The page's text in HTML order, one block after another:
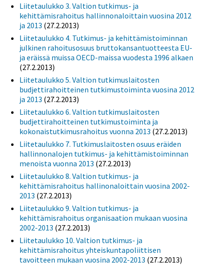
Liitetaulukko 3. Valtion tutkimus- ja
kehittämisrahoitus hallinnonaloittain vuosina 2012
ja 2013 (27.2.2013)
Liitetaulukko 4. Tutkimus- ja kehittämistoiminnan
julkinen rahoitusosuus bruttokansantuotteesta EU-
ja eräissä muissa OECD-maissa vuodesta 1996 alkaen
(27.2.2013)
Liitetaulukko 5. Valtion tutkimuslaitosten
budjettirahoitteinen tutkimustoiminta vuosina 2012
ja 2013 (27.2.2013)
Liitetaulukko 6. Valtion tutkimuslaitosten
budjettirahoitteinen tutkimustoiminta ja
kokonaistutkimusrahoitus vuonna 2013 (27.2.2013)
Liitetaulukko 7. Tutkimuslaitosten osuus eräiden
hallinnonalojen tutkimus- ja kehittämistoiminnan
menoista vuonna 2013 (27.2.2013)
Liitetaulukko 8. Valtion tutkimus- ja
kehittämisrahoitus hallinonaloittain vuosina 2002-
2013 (27.2.2013)
Liitetaulukko 9. Valtion tutkimus- ja
kehittämisrahoitus organisaation mukaan vuosina
2002-2013 (27.2.2013)
Liitetaulukko 10. Valtion tutkimus- ja
kehittämisrahoitus yhteiskuntapoliittisen
tavoitteen mukaan vuosina 2002-2013 (27.2.2013)